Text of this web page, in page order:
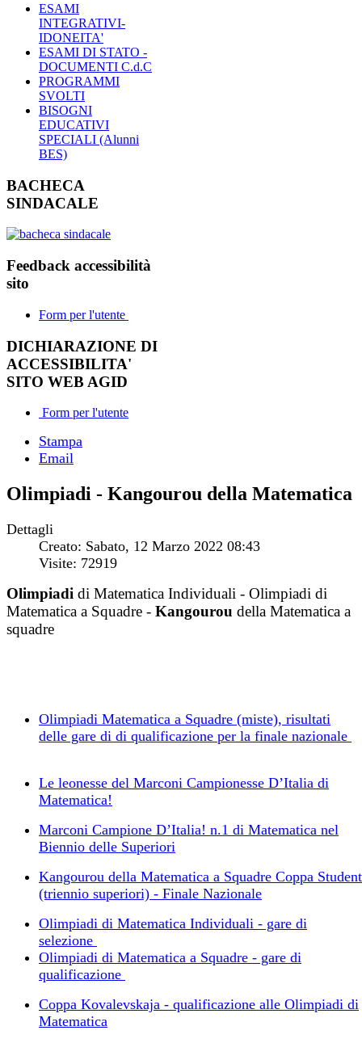
ESAMI
INTEGRATIVI-
IDONEITA'
ESAMI DI STATO -
DOCUMENTI C.d.C
PROGRAMMI
SVOLTI
BISOGNI
EDUCATIVI
SPECIALI (Alunni
BES)
BACHECA
SINDACALE
Feedback accessibilità
sito
Form per l'utente
DICHIARAZIONE DI
ACCESSIBILITA'
SITO WEB AGID
Form per l'utente
Stampa
Email
Olimpiadi - Kangourou della Matematica
Dettagli
Creato: Sabato, 12 Marzo 2022 08:43
Visite: 72919
Olimpiadi di Matematica Individuali - Olimpiadi di
Matematica a Squadre - Kangourou della Matematica a
squadre
Olimpiadi Matematica a Squadre (miste), risultati
delle gare di di qualificazione per la finale nazionale
Le leonesse del Marconi Campionesse D’Italia di
Matematica!
Marconi Campione D’Italia! n.1 di Matematica nel
Biennio delle Superiori
Kangourou della Matematica a Squadre Coppa Student
(triennio superiori) - Finale Nazionale
Olimpiadi di Matematica Individuali - gare di
selezione
Olimpiadi di Matematica a Squadre - gare di
qualificazione
Coppa Kovalevskaja - qualificazione alle Olimpiadi di
Matematica